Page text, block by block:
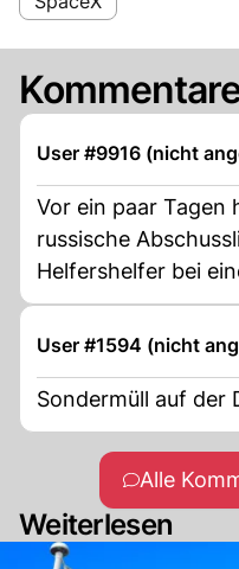
User #9916 (nicht
Vor ein paar Tagen
russische
Helfershelfer bei
User #1594 (nicht
Sondermüll auf der
Alle
Weiterlesen